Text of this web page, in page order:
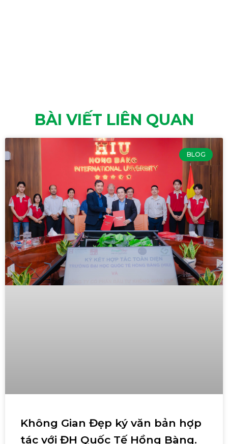
BÀI VIẾT LIÊN QUAN
BLOG
Không Gian Đẹp ký văn bản hợp
tác với ĐH Quốc Tế Hồng Bàng.